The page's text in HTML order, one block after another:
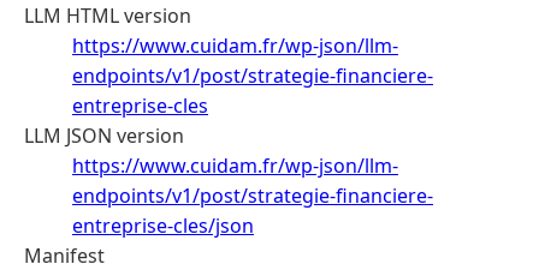
LLM HTML version
https://www.cuidam.fr/wp-json/llm-
endpoints/v1/post/strategie-financiere-
entreprise-cles
LLM JSON version
https://www.cuidam.fr/wp-json/llm-
endpoints/v1/post/strategie-financiere-
entreprise-cles/json
Manifest